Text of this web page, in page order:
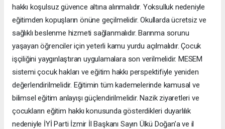
hakkı koşulsuz güvence altına alınmalıdır. Yoksulluk nedeniyle
eğitimden kopuşların önüne geçilmelidir. Okullarda ücretsiz ve
sağlıklı beslenme hizmeti sağlanmalıdır. Barınma sorunu
yaşayan öğrenciler için yeterli kamu yurdu açılmalıdır. Çocuk
işçiliğini yaygınlaştıran uygulamalara son verilmelidir. MESEM
sistemi çocuk hakları ve eğitim hakkı perspektifiyle yeniden
değerlendirilmelidir. Eğitimin tüm kademelerinde kamusal ve
bilimsel eğitim anlayışı güçlendirilmelidir. Nazik ziyaretleri ve
çocukların eğitim hakkı konusunda gösterdikleri duyarlılık
nedeniyle İYİ Parti İzmir İl Başkanı Sayın Ülkü Doğan’a ve il